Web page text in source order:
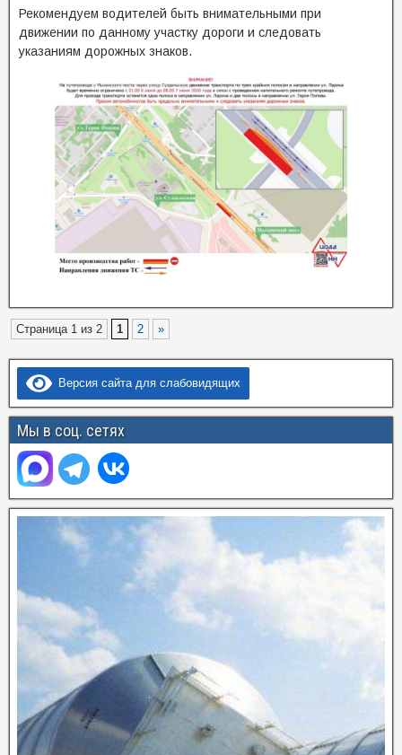
Рекомендуем водителей быть внимательными при
движении по данному участку дороги и следовать
указаниям дорожных знаков.
Страница 1 из 2 1 2 »
Версия сайта для слабовидящих
Мы в соц. сетях